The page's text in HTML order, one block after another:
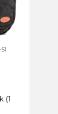
(1